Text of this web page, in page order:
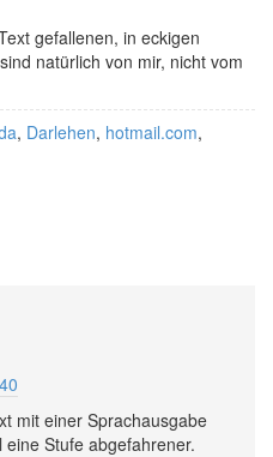
gefallenen, in eckigen
natürlich von mir, nicht vom
, Darlehen, hotmail.com,
mit einer Sprachausgabe
Stufe abgefahrener.